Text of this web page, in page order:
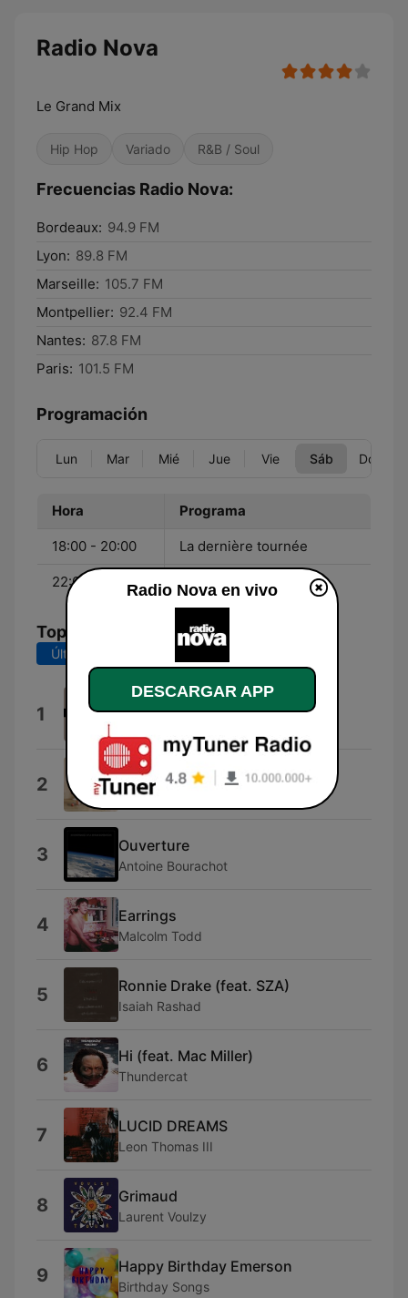
Radio Nova
Le Grand Mix
Hip Hop Variado R&B / Soul
Frecuencias Radio Nova:
Bordeaux: 94.9 FM
Lyon: 89.8 FM
Marseille: 105.7 FM
Montpellier: 92.4 FM
Nantes: 87.8 FM
Paris: 101.5 FM
Programación
Lun Mar Mié Jue Vie Sáb Dom
Hora Programa
18:00 - 20:00 La dernière tournée
22:00 - 00:00 Nova Danse
Top Canciones
Últimos 7 días
1
2 Just Go
Arlo Parks
3 Ouverture
Antoine Bourachot
4 Earrings
Malcolm Todd
5 Ronnie Drake (feat. SZA)
Isaiah Rashad
6 Hi (feat. Mac Miller)
Thundercat
7 LUCID DREAMS
Leon Thomas III
8 Grimaud
Laurent Voulzy
9 Happy Birthday Emerson
Birthday Songs
Radio Nova en vivo
DESCARGAR APP